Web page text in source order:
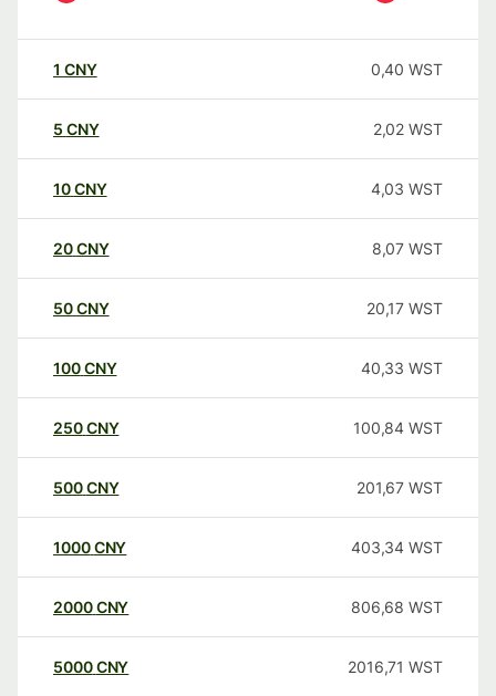
1 CNY 0,40 WST
5 CNY 2,02 WST
10CNY 4,03 WST
20CNY 8,07 WST
50CNY 20,17 WST
100CNY 40,33 WST
250CNY 100,84 WST
500CNY 201,67 WST
1000CNY 403,34 WST
2000CNY 806,68 WST
5000CNY 2016,71 WST